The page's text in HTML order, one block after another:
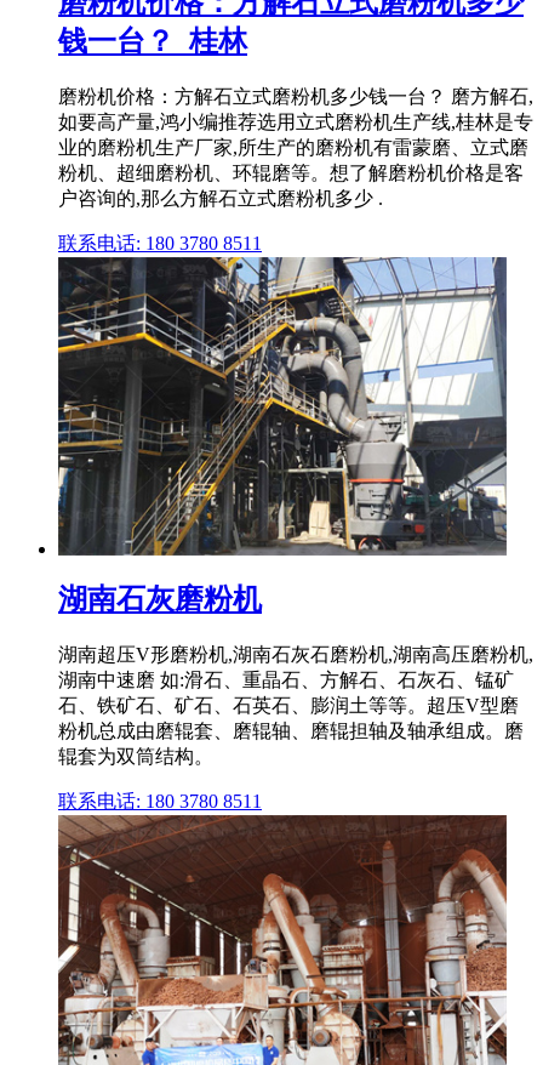
钱一台？_桂林
磨粉机价格：方解石立式磨粉机多少钱一台？ 磨方解石,
如要高产量,鸿小编推荐选用立式磨粉机生产线,桂林是专
业的磨粉机生产厂家,所生产的磨粉机有雷蒙磨、立式磨
粉机、超细磨粉机、环辊磨等。想了解磨粉机价格是客
户咨询的,那么方解石立式磨粉机多少 .
联系电话: 180 3780 8511
湖南石灰磨粉机
湖南超压V形磨粉机,湖南石灰石磨粉机,湖南高压磨粉机,
湖南中速磨 如:滑石、重晶石、方解石、石灰石、锰矿
石、铁矿石、矿石、石英石、膨润土等等。超压V型磨
粉机总成由磨辊套、磨辊轴、磨辊担轴及轴承组成。磨
辊套为双筒结构。
联系电话: 180 3780 8511